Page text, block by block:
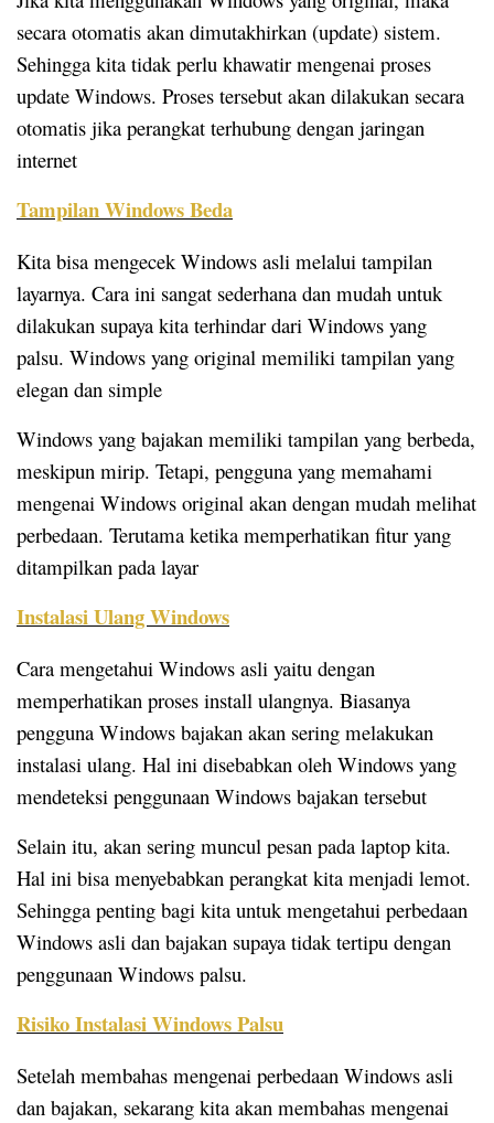
secara otomatis akan dimutakhirkan (update) sistem.
Sehingga kita tidak perlu khawatir mengenai proses
update Windows. Proses tersebut akan dilakukan secara
otomatis jika perangkat terhubung dengan jaringan
internet
Tampilan Windows Beda
Kita bisa mengecek Windows asli melalui tampilan
layarnya. Cara ini sangat sederhana dan mudah untuk
dilakukan supaya kita terhindar dari Windows yang
palsu. Windows yang original memiliki tampilan yang
elegan dan simple
Windows yang bajakan memiliki tampilan yang berbeda,
meskipun mirip. Tetapi, pengguna yang memahami
mengenai Windows original akan dengan mudah melihat
perbedaan. Terutama ketika memperhatikan fitur yang
ditampilkan pada layar
Instalasi Ulang Windows
Cara mengetahui Windows asli yaitu dengan
memperhatikan proses install ulangnya. Biasanya
pengguna Windows bajakan akan sering melakukan
instalasi ulang. Hal ini disebabkan oleh Windows yang
mendeteksi penggunaan Windows bajakan tersebut
Selain itu, akan sering muncul pesan pada laptop kita.
Hal ini bisa menyebabkan perangkat kita menjadi lemot.
Sehingga penting bagi kita untuk mengetahui perbedaan
Windows asli dan bajakan supaya tidak tertipu dengan
penggunaan Windows palsu.
Risiko Instalasi Windows Palsu
Setelah membahas mengenai perbedaan Windows asli
dan bajakan, sekarang kita akan membahas mengenai